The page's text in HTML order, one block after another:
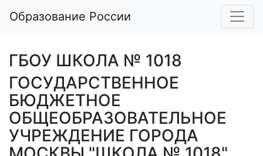
Образование России
ГБОУ ШКОЛА № 1018
ГОСУДАРСТВЕННОЕ
БЮДЖЕТНОЕ
ОБЩЕОБРАЗОВАТЕЛЬНОЕ
УЧРЕЖДЕНИЕ ГОРОДА